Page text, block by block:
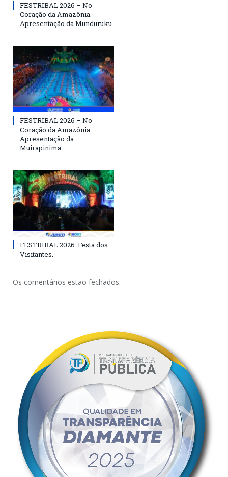
FESTRIBAL 2026 – No
Coração da Amazônia.
Apresentação da Munduruku.
FESTRIBAL 2026 – No
Coração da Amazônia.
Apresentação da
Muirapinima.
FESTRIBAL 2026: Festa dos
Visitantes.
Os comentários estão fechados.